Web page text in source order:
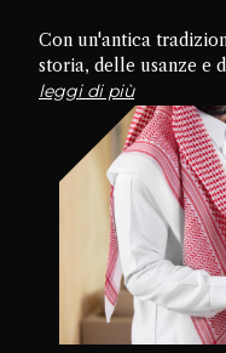
Con un'antica
storia, delle usanze e
è la culla della
tradizioni, le pratiche
quotidiana per capire
apprezzato in questa
mediorientale alla
leggi di più